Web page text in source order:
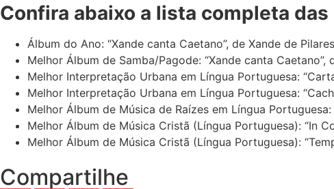
Confira abaixo a lista completa
Álbum do Ano: “Xande canta Caetano”, de Xande de
Melhor Álbum de Samba/Pagode: “Xande canta Caetano”,
Melhor Interpretação Urbana em Língua Portuguesa:
Melhor Interpretação Urbana em Língua Portuguesa:
Melhor Álbum de Música de Raízes em Língua
Melhor Álbum de Música Cristã (Língua Portuguesa): “In
Melhor Álbum de Música Cristã (Língua Portuguesa):
Compartilhe